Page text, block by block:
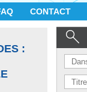
CONTACT
: